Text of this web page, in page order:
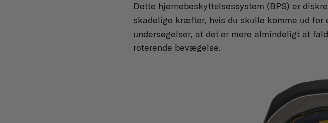
Dette hjernebeskyttelsessystem (BPS) er
skadelige kræfter, hvis du skulle komme ud for
undersøgelser, at det er mere almindeligt at
roterende bevægelse.